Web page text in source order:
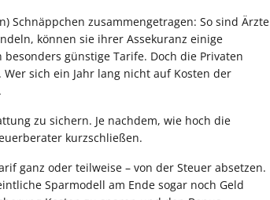
Schnäppchen zusammengetragen: So sind Ärzte
können sie ihrer Assekuranz einige
günstige Tarife. Doch die Privaten
sich ein Jahr lang nicht auf Kosten der
zu sichern. Je nachdem, wie hoch die
kurzschließen.
ganz oder teilweise – von der Steuer absetzen.
Sparmodell am Ende sogar noch Geld